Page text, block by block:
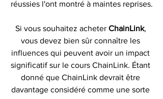
réussies l'ont montré à maintes reprises.
Si vous souhaitez acheter ChainLink,
vous devez bien sûr connaître les
influences qui peuvent avoir un impact
significatif sur le cours ChainLink. Étant
donné que ChainLink devrait être
davantage considéré comme une sorte